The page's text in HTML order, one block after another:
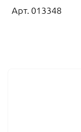
Арт. 013348